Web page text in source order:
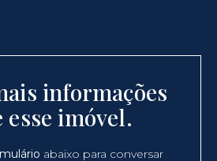
informações
esse imóvel.
abaixo para conversar